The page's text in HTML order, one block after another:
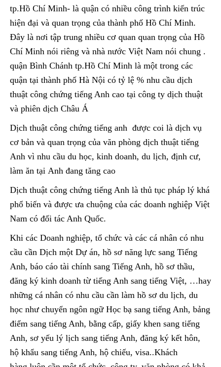
tp.Hồ Chí Minh- là quận có nhiều công trình kiến trúc
hiện đại và quan trọng của thành phố Hồ Chí Minh.
Đây là nơi tập trung nhiều cơ quan quan trọng của Hồ
Chí Minh nói riêng và nhà nước Việt Nam nói chung .
quận Bình Chánh tp.Hồ Chí Minh là một trong các
quận tại thành phố Hà Nội có tỷ lệ % nhu cầu dịch
thuật công chứng tiếng Anh cao tại công ty dịch thuật
và phiên dịch Châu Á
Dịch thuật công chứng tiếng anh được coi là dịch vụ
cơ bản và quan trọng của văn phòng dịch thuật tiếng
Anh vì nhu cầu du học, kinh doanh, du lịch, định cư,
làm ăn tại Anh đang tăng cao
Dịch thuật công chứng tiếng Anh là thủ tục pháp lý khá
phổ biến và được ưa chuộng của các doanh nghiệp Việt
Nam có đối tác Anh Quốc.
Khi các Doanh nghiệp, tổ chức và các cá nhân có nhu
cầu cần Dịch một Dự án, hồ sơ năng lực sang Tiếng
Anh, báo cáo tài chính sang Tiếng Anh, hồ sơ thầu,
đăng ký kinh doanh từ tiếng Anh sang tiếng Việt, …hay
những cá nhân có nhu cầu cần làm hồ sơ du lịch, du
học như chuyển ngôn ngữ Học bạ sang tiếng Anh, bảng
điểm sang tiếng Anh, bằng cấp, giấy khen sang tiếng
Anh, sơ yếu lý lịch sang tiếng Anh, đăng ký kết hôn,
hộ khẩu sang tiếng Anh, hộ chiếu, visa..Khách